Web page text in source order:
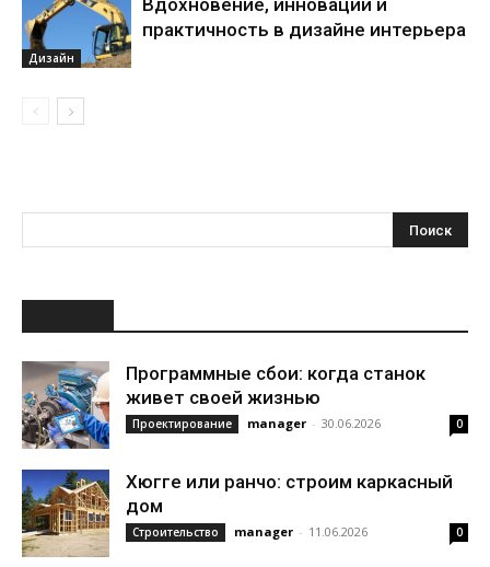
Дизайн
Вдохновение, инновации и
практичность в дизайне интерьера
Программные сбои: когда станок
живет своей жизнью
Проектирование manager - 30.06.2026 0
Хюгге или ранчо: строим каркасный
дом
Строительство manager - 11.06.2026 0